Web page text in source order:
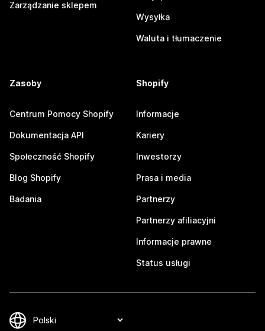
Zarządzanie sklepem
Wysyłka
Waluta i tłumaczenie
Zasoby
Centrum Pomocy Shopify
Dokumentacja API
Społeczność Shopify
Blog Shopify
Badania
Shopify
Informacje
Kariery
Inwestorzy
Prasa i media
Partnerzy
Partnerzy afiliacyjni
Informacje prawne
Status usługi